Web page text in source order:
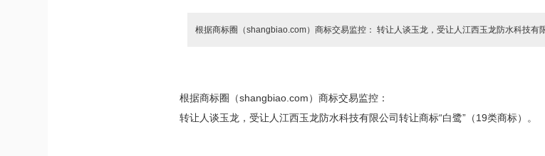
根据商标圈（shangbiao.com）商标交易监控： 转让人谈玉龙，受让人江西玉龙防水科技有
根据商标圈（shangbiao.com）商标交易监控：
转让人谈玉龙，受让人江西玉龙防水科技有限公司转让商标“白鹭”（19类商标）。